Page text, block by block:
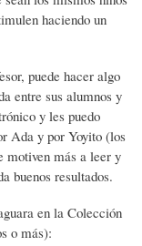
haciendo un
puede hacer algo
entre sus alumnos y
y les puedo
Ada y por Yoyito (los
motiven más a leer y
buenos resultados.
en la Colección
o más):